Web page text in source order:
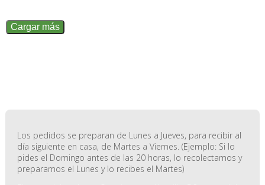
Cargar más
Los pedidos se preparan de Lunes a Jueves, para recibir al
día siguiente en casa, de Martes a Viernes. (Ejemplo: Si lo
pides el Domingo antes de las 20 horas, lo recolectamos y
preparamos el Lunes y lo recibes el Martes)